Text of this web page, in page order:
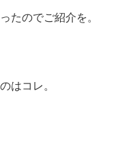
たのでご紹介を。
はコレ。